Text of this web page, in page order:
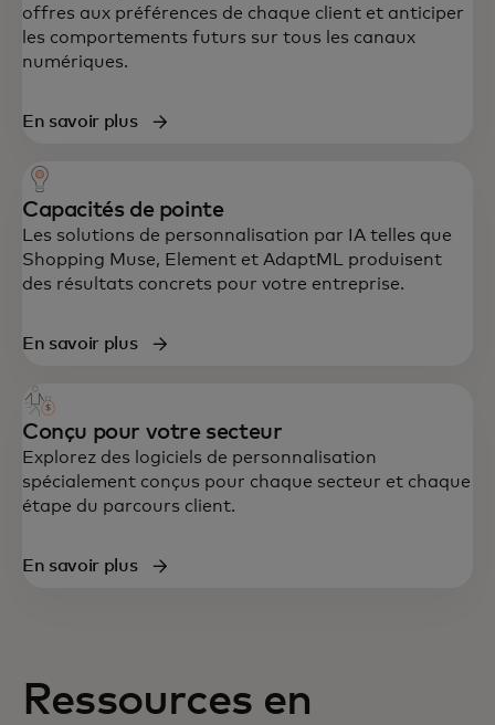
offres aux préférences de chaque client et anticiper
les comportements futurs sur tous les canaux
numériques.
En savoir plus
Capacités de pointe
Les solutions de personnalisation par IA telles que
Shopping Muse, Element et AdaptML produisent
des résultats concrets pour votre entreprise.
En savoir plus
Conçu pour votre secteur
Explorez des logiciels de personnalisation
spécialement conçus pour chaque secteur et chaque
étape du parcours client.
En savoir plus
Ressources en